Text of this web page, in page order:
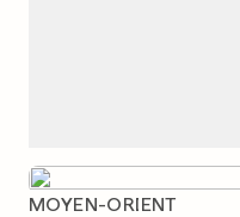
MOYEN-ORIENT